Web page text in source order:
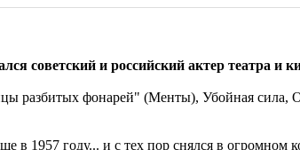
советский и российский актер театра и
разбитых фонарей" (Менты), Убойная сила,
в 1957 году... и с тех пор снялся в